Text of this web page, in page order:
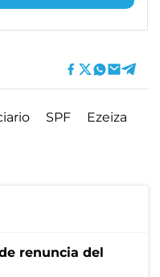
SPF
Ezeiza
renuncia del